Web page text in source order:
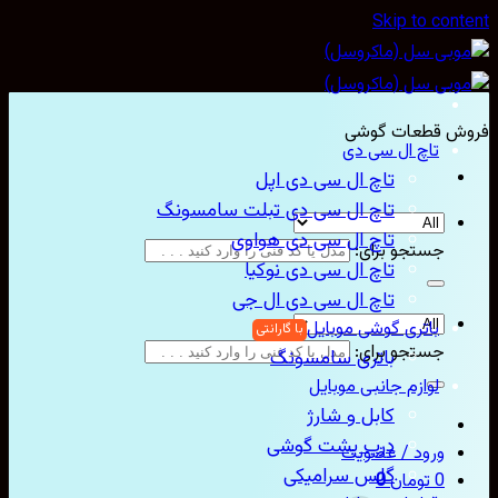
Skip to
قطعات گوشی
جستجو برای:
جستجو برای:
ورود / عضویت
تومان0
تاچ ال سی دی
تاچ ال سی دی اپل
تاچ ال سی دی تبلت سامسونگ
تاچ ال سی دی هواوی
تاچ ال سی دی نوکیا
تاچ ال سی دی ال جی
باتری گوشی موبایل
باتری سامسونگ
لوازم جانبی موبایل
کابل و شارژ
درب پشت گوشی
گلس سرامیکی